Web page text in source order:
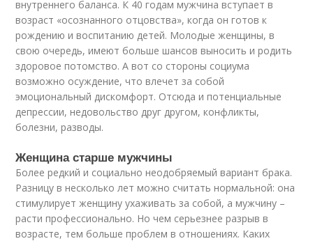
внутреннего баланса. К 40 годам мужчина вступает в
возраст «осознанного отцовства», когда он готов к
рождению и воспитанию детей. Молодые женщины, в
свою очередь, имеют больше шансов выносить и родить
здоровое потомство. А вот со стороны социума
возможно осуждение, что влечет за собой
эмоциональный дискомфорт. Отсюда и потенциальные
депрессии, недовольство друг другом, конфликты,
болезни, разводы.
Женщина старше мужчины
Более редкий и социально неодобряемый вариант брака.
Разницу в несколько лет можно считать нормальной: она
стимулирует женщину ухаживать за собой, а мужчину –
расти профессионально. Но чем серьезнее разрыв в
возрасте, тем больше проблем в отношениях. Каких